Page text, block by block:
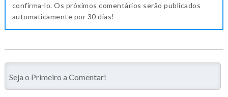
confirma-lo. Os próximos comentários serão publicados
automaticamente por 30 dias!